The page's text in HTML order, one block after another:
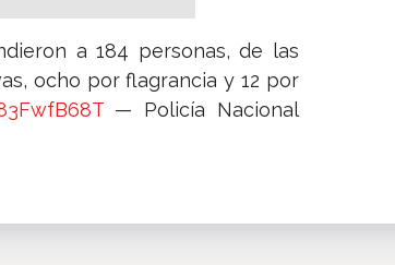
a 184 personas, de las
ocho por flagrancia y 12 por
— Policía Nacional